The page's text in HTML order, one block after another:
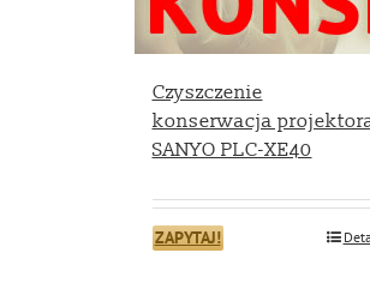
Czyszczenie
konserwacja
SANYO PLC-XE40
ZAPYTAJ!